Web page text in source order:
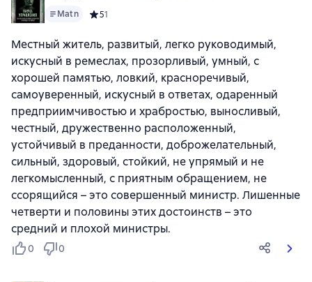
Matn Средний рейтинг 5 на основе 1 оценок
51
Местный житель, развитый, легко руководимый,
искусный в ремеслах, прозорливый, умный, с
хорошей памятью, ловкий, красноречивый,
самоуверенный, искусный в ответах, одаренный
предприимчивостью и храбростью, выносливый,
честный, дружественно расположенный,
устойчивый в преданности, доброжелательный,
сильный, здоровый, стойкий, не упрямый и не
легкомысленный, с приятным обращением, не
ссорящийся – это совершенный министр. Лишенные
четверти и половины этих достоинств – это
средний и плохой министры.
0 0